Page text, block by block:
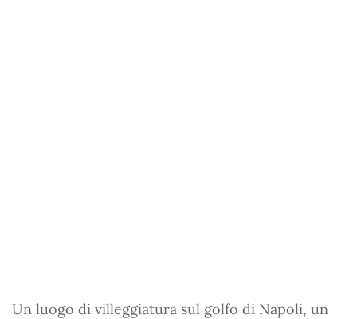
Un luogo di villeggiatura sul golfo di Napoli, un